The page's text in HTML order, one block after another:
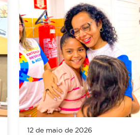
12 de maio de 2026